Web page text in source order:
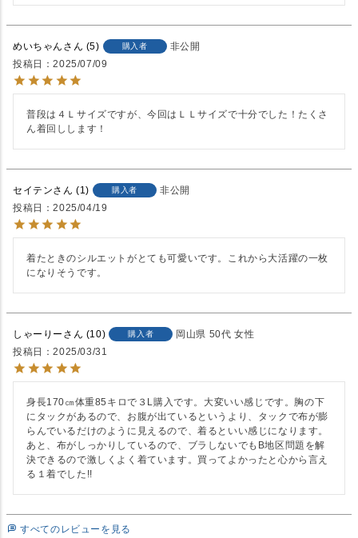
めいちゃん 5 購入者
非公開
投稿日
2025/07/09
普段は４Ｌサイズですが、今回はＬＬサイズで十分でした！たくさ
ん着回しします！
セイテン 1 購入者
非公開
投稿日
2025/04/19
着たときのシルエットがとても可愛いです。これから大活躍の一枚
になりそうです。
しゃーりー 10 購入者 岡山県 50代 女性
投稿日
2025/03/31
身長170㎝体重85キロで３L購入です。大変いい感じです。胸の下
にタックがあるので、お腹が出ているというより、タックで布が膨
らんでいるだけのように見えるので、着るといい感じになります。
あと、布がしっかりしているので、ブラしないでもB地区問題を解
決できるので激しくよく着ています。買ってよかったと心から言え
る１着でした!!
すべてのレビューを見る